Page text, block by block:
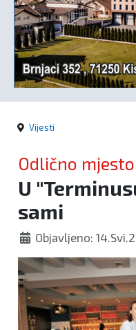
Crna
kronika
Politika
Vijesti
Odlično
U
sami
Objavljeno: